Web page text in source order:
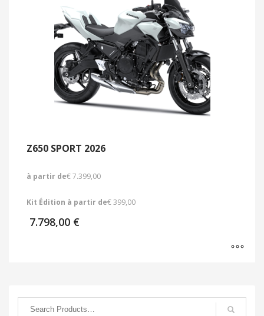
Z650 SPORT 2026
à partir de€ 7.399,00
Kit Édition à partir de€ 399,00
7.798,00 €